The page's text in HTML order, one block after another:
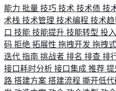
能力 批量 技巧 技术 技术债 技
术栈 技术管理 技术编程 技术趋
口 技能 技能提升 技能转型 投
码 拒绝 拓展性 拖拽开发 拖拽
迭代 指南 挑战者 排名 排查 排
接口耗时分析 接口集成 推荐 提
路 搭建方案 搭建流程 撕开低代